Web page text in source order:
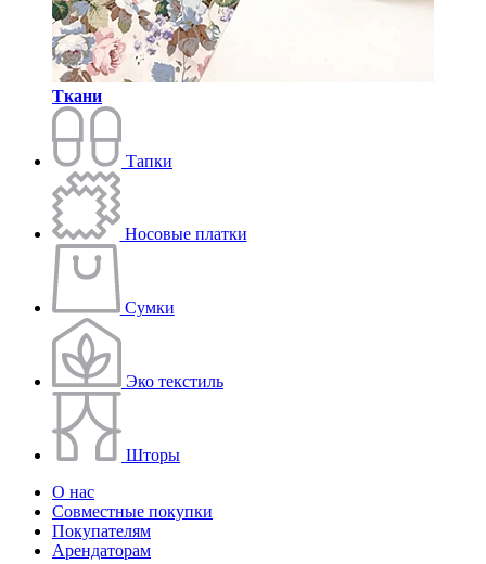
Ткани
Тапки
Носовые платки
Сумки
Эко текстиль
Шторы
О нас
Совместные покупки
Покупателям
Арендаторам